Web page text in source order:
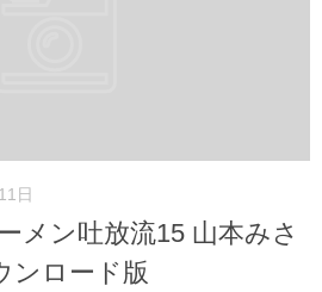
日
メン吐放流15 山本みさ
ンロード版